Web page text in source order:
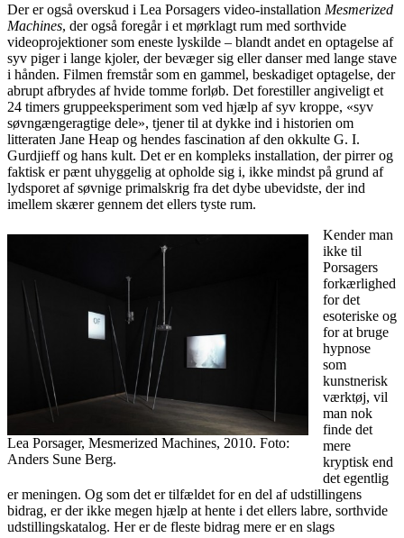
Der er også overskud i Lea Porsagers video-installation Mesmerized
Machines, der også foregår i et mørklagt rum med sorthvide
videoprojektioner som eneste lyskilde – blandt andet en optagelse af
syv piger i lange kjoler, der bevæger sig eller danser med lange stave
i hånden. Filmen fremstår som en gammel, beskadiget optagelse, der
abrupt afbrydes af hvide tomme forløb. Det forestiller angiveligt et
24 timers gruppeeksperiment som ved hjælp af syv kroppe, «syv
søvngængeragtige dele», tjener til at dykke ind i historien om
litteraten Jane Heap og hendes fascination af den okkulte G. I.
Gurdjieff og hans kult. Det er en kompleks installation, der pirrer og
faktisk er pænt uhyggelig at opholde sig i, ikke mindst på grund af
lydsporet af søvnige primalskrig fra det dybe ubevidste, der ind
imellem skærer gennem det ellers tyste rum.
Lea Porsager, Mesmerized Machines, 2010. Foto:
Anders Sune Berg.
Kender man
ikke til
Porsagers
forkærlighed
for det
esoteriske og
for at bruge
hypnose
som
kunstnerisk
værktøj, vil
man nok
finde det
mere
kryptisk end
det egentlig
er meningen. Og som det er tilfældet for en del af udstillingens
bidrag, er der ikke megen hjælp at hente i det ellers labre, sorthvide
udstillingskatalog. Her er de fleste bidrag mere er en slags